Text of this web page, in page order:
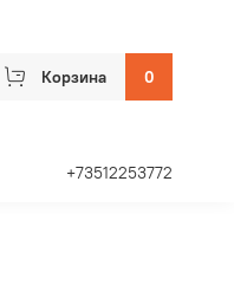
Корзина 0
+73512253772